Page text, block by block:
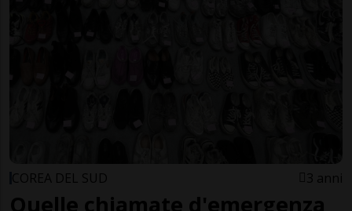
COREA DEL SUD 3 anni
Quelle chiamate d'emergenza